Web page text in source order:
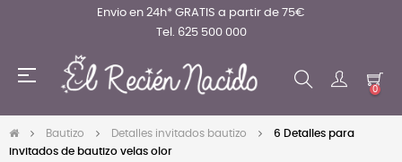
Envio en 24h* GRATIS a partir de 75€
Tel. 625 500 000
Navegación
☰
0
Bautizo Detalles invitados bautizo
6 Detalles para
invitados de bautizo velas olor